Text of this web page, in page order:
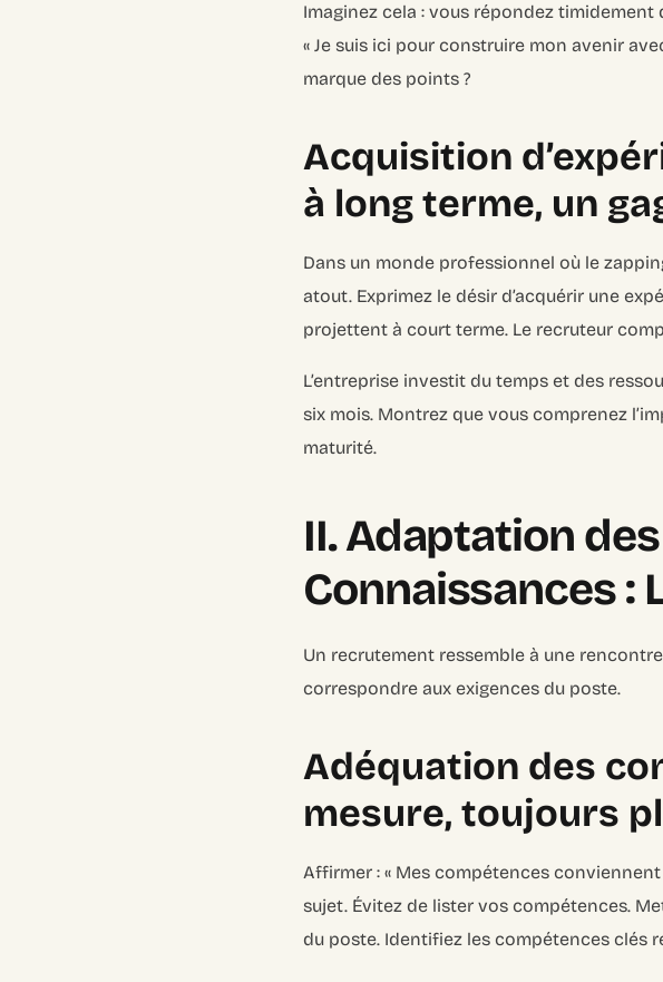
Imaginez cela : vous répondez timidement
« Je suis ici pour construire mon avenir
marque des points ?
Acquisition
à long terme, un
Dans un monde professionnel où le
atout. Exprimez le désir d’acquérir une
projettent à court terme. Le recruteur
L’entreprise investit du temps et des
six mois. Montrez que vous comprenez
maturité.
II. Adaptation
Connaissances :
Un recrutement ressemble à une
correspondre aux exigences du poste.
Adéquation des
mesure, toujours
Affirmer : « Mes compétences
sujet. Évitez de lister vos compétences.
du poste. Identifiez les compétences clés